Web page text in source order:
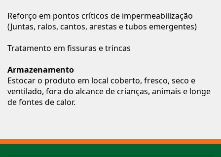
Reforço em pontos críticos de impermeabilização
(Juntas, ralos, cantos, arestas e tubos emergentes)
Tratamento em fissuras e trincas
Armazenamento
Estocar o produto em local coberto, fresco, seco e
ventilado, fora do alcance de crianças, animais e longe
de fontes de calor.